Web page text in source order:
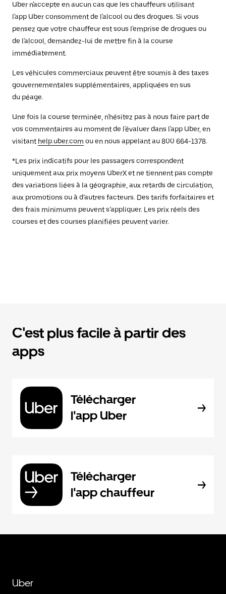
Uber n'accepte en aucun cas que les chauffeurs utilisant
l'app Uber consomment de l'alcool ou des drogues. Si vous
pensez que votre chauffeur est sous l'emprise de drogues ou
de l'alcool, demandez-lui de mettre fin à la course
immédiatement.
Les véhicules commerciaux peuvent être soumis à des taxes
gouvernementales supplémentaires, appliquées en sus
du péage.
Une fois la course terminée, n'hésitez pas à nous faire part de
vos commentaires au moment de l'évaluer dans l'app Uber, en
visitant help.uber.com ou en nous appelant au 800 664-1378.
*Les prix indicatifs pour les passagers correspondent
uniquement aux prix moyens UberX et ne tiennent pas compte
des variations liées à la géographie, aux retards de circulation,
aux promotions ou à d’autres facteurs. Des tarifs forfaitaires et
des frais minimums peuvent s’appliquer. Les prix réels des
courses et des courses planifiées peuvent varier.
C'est plus facile à partir des
apps
Télécharger
l'app Uber
Télécharger
l'app chauffeur
Uber